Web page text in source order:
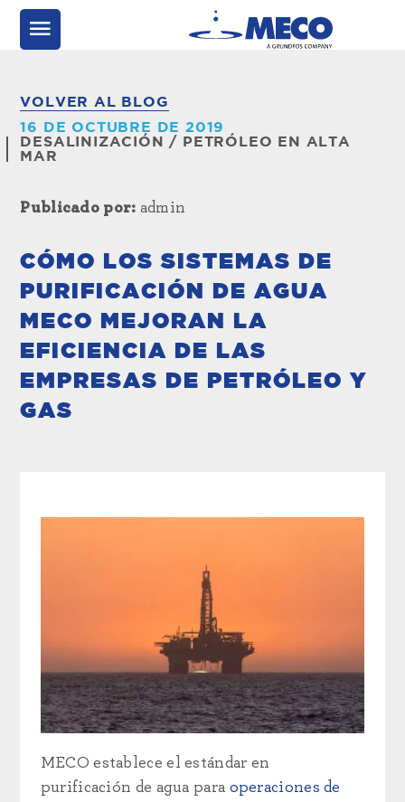
VOLVER AL BLOG
16 DE OCTUBRE DE 2019
DESALINIZACIÓN
/
PETRÓLEO EN ALTA
MAR
Publicado por: admin
CÓMO LOS SISTEMAS DE
PURIFICACIÓN DE AGUA
MECO MEJORAN LA
EFICIENCIA DE LAS
EMPRESAS DE PETRÓLEO Y
GAS
MECO establece el estándar en
purificación de agua para operaciones de